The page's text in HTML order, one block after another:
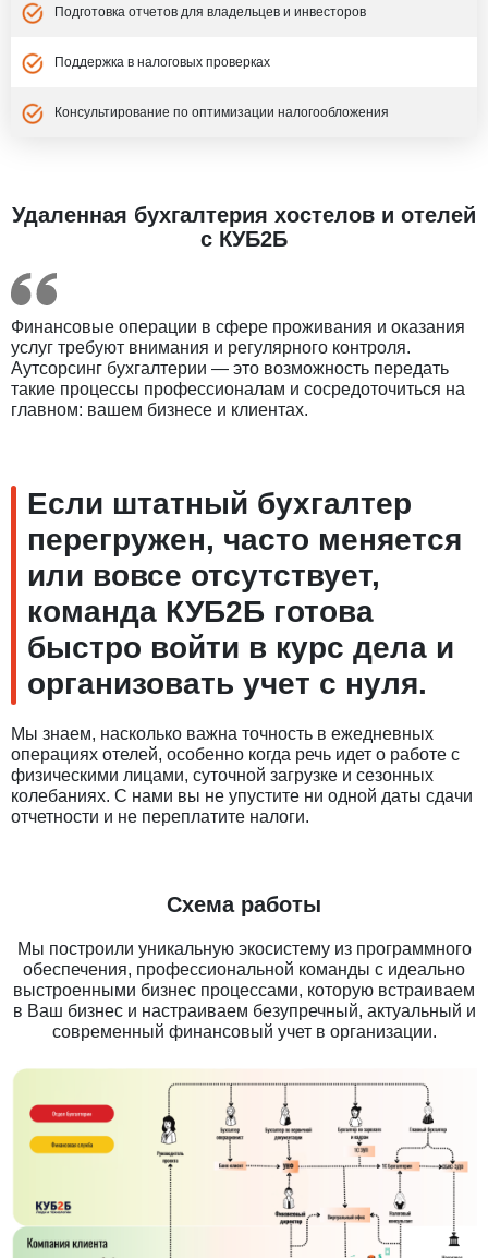
Подготовка отчетов для владельцев и инвесторов
Поддержка в налоговых проверках
Консультирование по оптимизации налогообложения
Удаленная бухгалтерия хостелов и отелей
с КУБ2Б
Финансовые операции в сфере проживания и оказания
услуг требуют внимания и регулярного контроля.
Аутсорсинг бухгалтерии — это возможность передать
такие процессы профессионалам и сосредоточиться на
главном: вашем бизнесе и клиентах.
Если штатный бухгалтер
перегружен, часто меняется
или вовсе отсутствует,
команда КУБ2Б готова
быстро войти в курс дела и
организовать учет с нуля.
Мы знаем, насколько важна точность в ежедневных
операциях отелей, особенно когда речь идет о работе с
физическими лицами, суточной загрузке и сезонных
колебаниях. С нами вы не упустите ни одной даты сдачи
отчетности и не переплатите налоги.
Схема работы
Мы построили уникальную экосистему из программного
обеспечения, профессиональной команды с идеально
выстроенными бизнес процессами, которую встраиваем
в Ваш бизнес и настраиваем безупречный, актуальный и
современный финансовый учет в организации.